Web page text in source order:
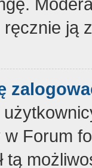
ją
Forum
tą